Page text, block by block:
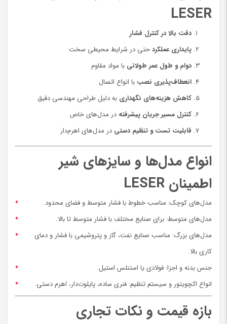
LESER
دقت بالا در کنترل فشار
پایداری عملکردحتی در شرایط محیطی سخت
دوام و طول عمر طولانی با مواد مقاوم
انعطاف‌پذیری نصب با انواع اتصال
کاهش هزینه‌های نگهداری به دلیل طراحی مهندسی دقیق
کنترل مسیر جریان پیشرفته در مدل‌های خاص
قابلیت تست و تنظیم دستی در مدل‌های اهرم‌دار
انواع مدل‌ها و سایزهای شیر
اطمینان LESER
مدل‌های کوچک: مناسب خطوط با فشار متوسط و فضای محدود.
مدل‌های متوسط: برای صنایع مختلف با فشار متوسط تا بالا.
مدل‌های بزرگ: مناسب صنایع نفت، گاز و پتروشیمی با فشار و دمای
کاری بالا.
جنس بدنه و اجزا: فولادی یا استنلس استیل.
انواع اکچویتور و سیستم تنظیم: فنری ساده، پایلوت‌دار، اهرم دستی.
بازه قیمت و نکات تجاری